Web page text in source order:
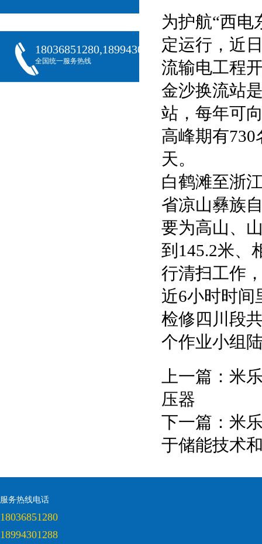
18036851280,18994301288,18068407382
全国统一服务热线
为护航“西电
定运行，近
流输电工程
金沙换流站
站，每年可
高峰期有
天。
白鹤滩至浙
省凉山彝族
要为高山、
到145.2米、
行清扫工作
近6小时时间
检修四川段
个作业小组
上一篇： 米
压器
下一篇： 米
于储能技术
服务热线电话
18036851280
18994301288